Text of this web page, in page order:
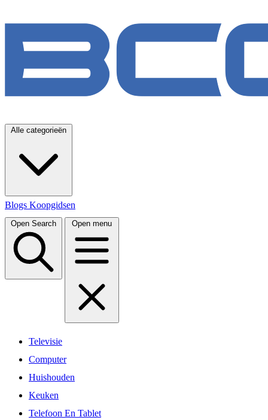
Alle categorieën
Blogs Koopgidsen
Open Search Open menu
Televisie
Computer
Huishouden
Keuken
Telefoon En Tablet